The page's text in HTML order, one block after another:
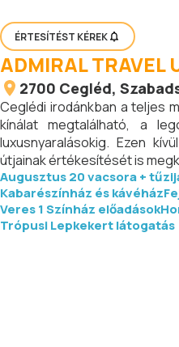
ÉRTESÍTÉST KÉREK
ADMIRAL TRAVEL
2700 Cegléd,
Ceglédi irodánkban a teljes
kínálat megtalálható, a
luxusnyaralásokig. Ezen
útjainak értékesítését is
Augusztus 20 vacsora +
Kabarészínház és kávéház
Veres 1 Színház előadások
Trópusi Lepkekert látogatás